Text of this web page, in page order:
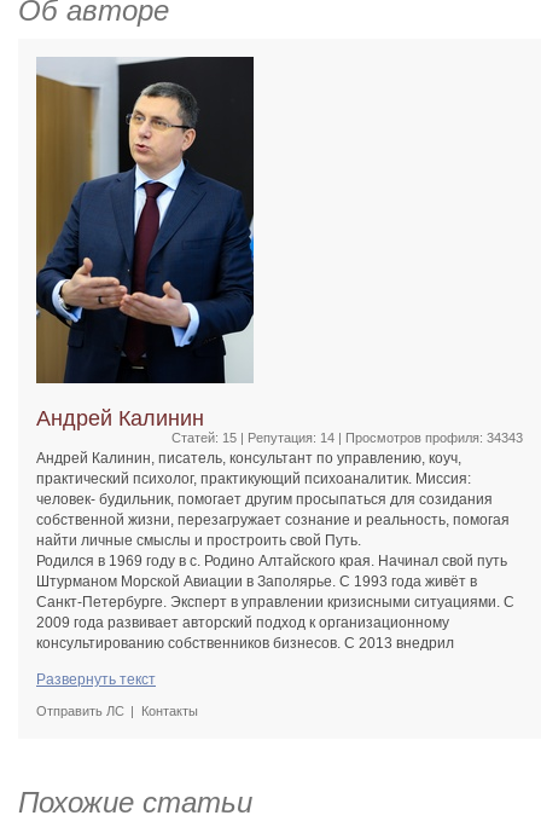
Об авторе
Андрей Калинин
Статей: 15 | Репутация: 14 | Просмотров профиля: 34343
Андрей Калинин, писатель, консультант по управлению, коуч,
практический психолог, практикующий психоаналитик. Миссия:
человек- будильник, помогает другим просыпаться для созидания
собственной жизни, перезагружает сознание и реальность, помогая
найти личные смыслы и простроить свой Путь.
Родился в 1969 году в с. Родино Алтайского края. Начинал свой путь
Штурманом Морской Авиации в Заполярье. С 1993 года живёт в
Санкт-Петербурге. Эксперт в управлении кризисными ситуациями. С
2009 года развивает авторский подход к организационному
консультированию собственников бизнесов. С 2013 внедрил
позволяющую работать с клиентами дистанционно, по переписке и
аудио связи, эффективность подтверждена фактами и кейсами
Более 20 лет исследует возможности нравственного потенциала
Развернуть текст
Отправить ЛС Контакты
Похожие статьи